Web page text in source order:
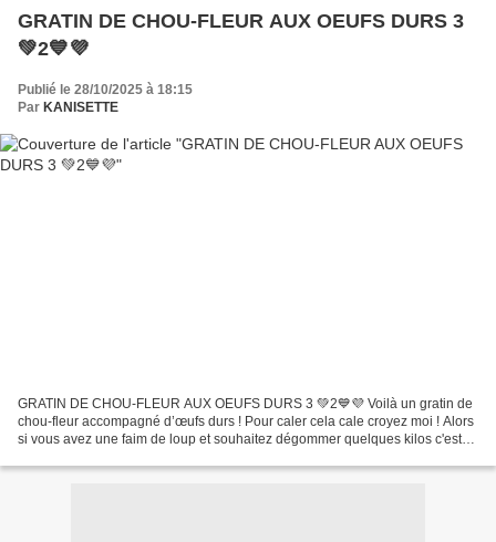
GRATIN DE CHOU-FLEUR AUX OEUFS DURS 3
💚2💙💜
Publié le 28/10/2025 à 18:15
Par KANISETTE
GRATIN DE CHOU-FLEUR AUX OEUFS DURS 3 💚2💙💜 Voilà un gratin de
chou-fleur accompagné d’œufs durs ! Pour caler cela cale croyez moi ! Alors
si vous avez une faim de loup et souhaitez dégommer quelques kilos c'est